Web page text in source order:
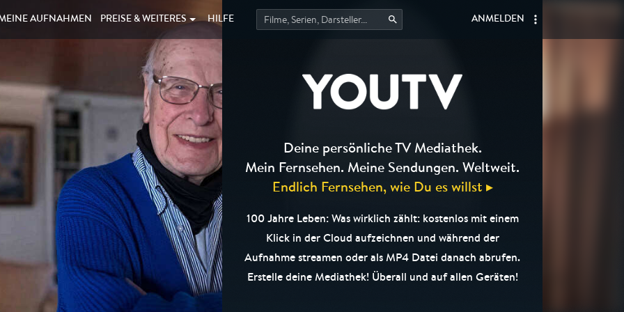
AUFNAHMEN PREISE & WEITERES HILFE ANMELDEN
Deine persönliche TV Mediathek.
Mein Fernsehen. Meine Sendungen. Weltweit.
Endlich Fernsehen, wie Du es willst ▸
100 Jahre Leben: Was wirklich zählt: kostenlos mit einem
Klick in der Cloud aufzeichnen und während der
Aufnahme streamen oder als MP4 Datei danach abrufen.
Erstelle deine Mediathek! Überall und auf allen Geräten!